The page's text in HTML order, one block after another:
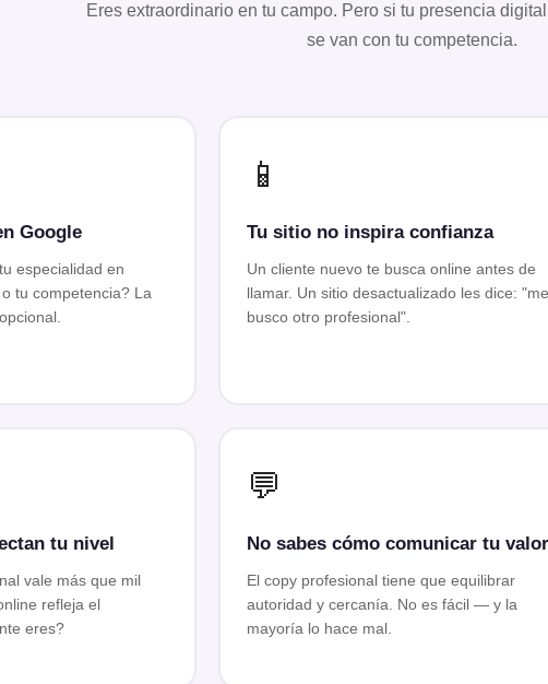
Eres extraordinario en tu campo. Pero si tu presencia
se van con tu competencia.
Google
especialidad en
tu competencia? La
📱
Tu sitio no inspira confianza
Un cliente nuevo te busca online antes de
llamar. Un sitio desactualizado les dice:
busco otro profesional".
tu nivel
vale más que mil
refleja el
eres?
💬
No sabes cómo comunicar tu valor
El copy profesional tiene que equilibrar
autoridad y cercanía. No es fácil — y la
mayoría lo hace mal.